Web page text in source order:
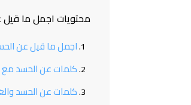
محتويات اجمل ما
اجمل ما قيل عن
كلمات عن الحسد مع
كلمات عن الحسد